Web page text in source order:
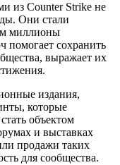
из Counter Strike не
Они стали
миллионы
помогает сохранить
выражает их
издания,
которые
объектом
и выставках
продажи таких
для сообщества.